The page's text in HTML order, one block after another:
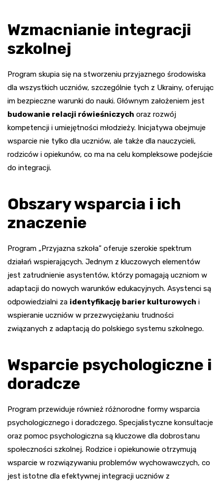
Wzmacnianie integracji
szkolnej
Program skupia się na stworzeniu przyjaznego środowiska
dla wszystkich uczniów, szczególnie tych z Ukrainy, oferując
im bezpieczne warunki do nauki. Głównym założeniem jest
budowanie relacji rówieśniczych oraz rozwój
kompetencji i umiejętności młodzieży. Inicjatywa obejmuje
wsparcie nie tylko dla uczniów, ale także dla nauczycieli,
rodziców i opiekunów, co ma na celu kompleksowe podejście
do integracji.
Obszary wsparcia i ich
znaczenie
Program „Przyjazna szkoła” oferuje szerokie spektrum
działań wspierających. Jednym z kluczowych elementów
jest zatrudnienie asystentów, którzy pomagają uczniom w
adaptacji do nowych warunków edukacyjnych. Asystenci są
odpowiedzialni za identyfikację barier kulturowych i
wspieranie uczniów w przezwyciężaniu trudności
związanych z adaptacją do polskiego systemu szkolnego.
Wsparcie psychologiczne i
doradcze
Program przewiduje również różnorodne formy wsparcia
psychologicznego i doradczego. Specjalistyczne konsultacje
oraz pomoc psychologiczna są kluczowe dla dobrostanu
społeczności szkolnej. Rodzice i opiekunowie otrzymują
wsparcie w rozwiązywaniu problemów wychowawczych, co
jest istotne dla efektywnej integracji uczniów z